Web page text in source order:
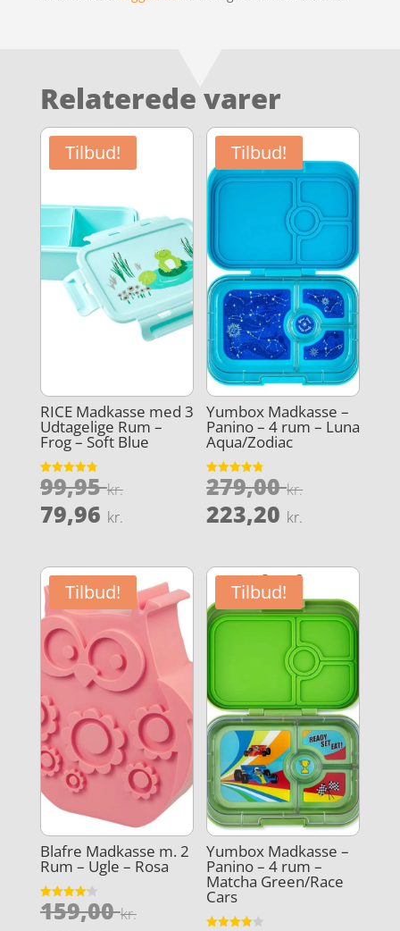
Relaterede varer
Tilbud!
RICE Madkasse med 3
Udtagelige Rum –
Frog – Soft Blue
Vurderet
4.8
99,95kr.Den
oprindelige
pris
99,95 kr..
79,96 kr.
pris
er:
79,96 kr..
Tilbud!
Yumbox Madkasse –
Panino – 4 rum – Luna
Aqua/Zodiac
Vurderet
4.8
279,00kr.Den
279,00
223,20 kr.
pris
er:
223,20
Tilbud!
Blafre Madkasse m. 2
Rum – Ugle – Rosa
Vurderet
4.2
159,00kr.Den
Tilbud!
Yumbox Madkasse –
Panino – 4 rum –
Matcha Green/Race
Cars